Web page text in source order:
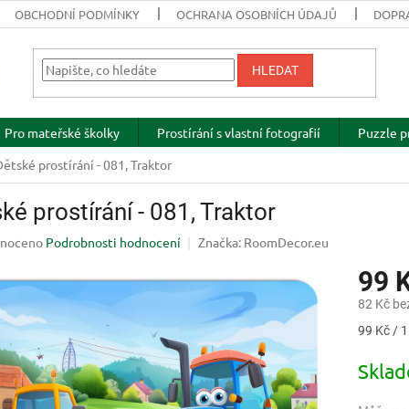
OBCHODNÍ PODMÍNKY OCHRANA OSOBNÍCH ÚDAJŮ
HLEDAT
Pro mateřské školky Prostírání s vlastní fotografií Puzzle
prostírání - 081, Traktor
prostírání - 081, Traktor
Podrobnosti hodnocení Značka: RoomDecor.eu
99
82 Kč
Měrná
99 Kč /